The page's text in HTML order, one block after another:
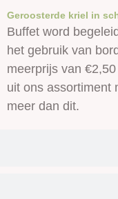
Geroosterde kriel in
Buffet word
het gebruik van
meerprijs van
uit ons assortiment
meer dan dit.